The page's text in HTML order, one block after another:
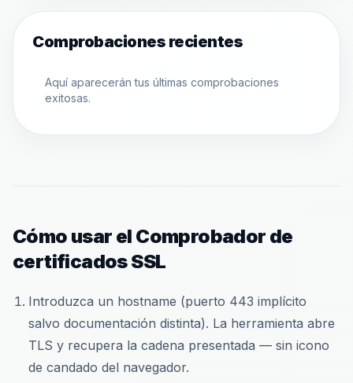
Comprobaciones recientes
Aquí aparecerán tus últimas comprobaciones
exitosas.
Cómo usar el Comprobador de
certificados SSL
Introduzca un hostname (puerto 443 implícito
salvo documentación distinta). La herramienta abre
TLS y recupera la cadena presentada — sin icono
de candado del navegador.